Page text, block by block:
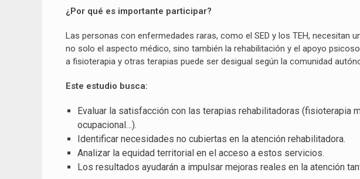
¿Por qué es importante participar?
Las personas con enfermedades raras, como el SED y los TEH, necesitan
no solo el aspecto médico, sino también la rehabilitación y el apoyo
a fisioterapia y otras terapias puede ser desigual según la comunidad
Este estudio busca:
Evaluar la satisfacción con las terapias rehabilitadoras (fisioterapia
ocupacional…).
Identificar necesidades no cubiertas en la atención rehabilitadora.
Analizar la equidad territorial en el acceso a estos servicios.
Los resultados ayudarán a impulsar mejoras reales en la atención